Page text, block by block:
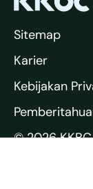
© 2026 KKBC
Sitemap
Karier
Kebijakan